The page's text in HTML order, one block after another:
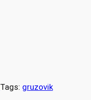
Tags: gruzovik